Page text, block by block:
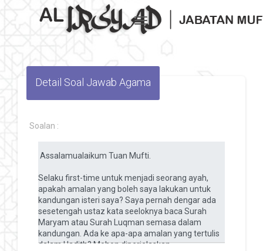
Toggle navigation
Detail Soal Jawab Agama
Soalan :